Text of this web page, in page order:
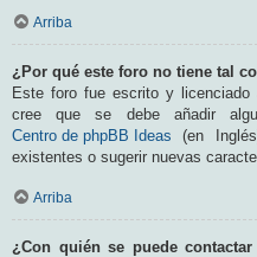
Arriba
¿Por qué este foro no tiene tal
Este foro fue escrito y
cree que se debe añadir
Centro de phpBB Ideas (en
existentes o sugerir nuevas
Arriba
¿Con quién se puede